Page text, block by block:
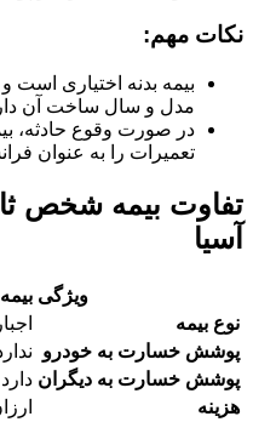
نکات مهم:
بیمه بدنه اختیاری است
مدل و سال ساخت آن
در صورت وقوع حادثه،
تعمیرات را به عنوان
تفاوت بیمه شخص
آسیا
ویژگی
نوع بیمه
پوشش خسارت به خودرو
پوشش خسارت به دیگران دارد
هزینه